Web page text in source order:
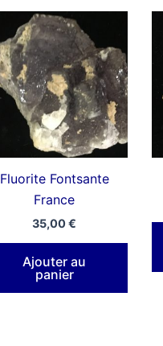
Fluorite Fontsante
France
35,00€
Ajouter au
panier